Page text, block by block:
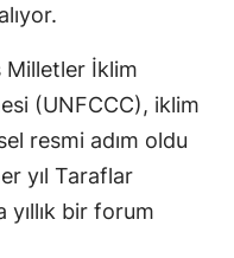
Gaziantep
Giresun
Milletler İklim
(UNFCCC), iklim
resmi adım oldu
yıl Taraflar
yıllık bir forum